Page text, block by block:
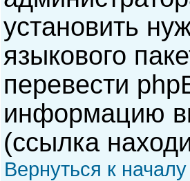
установить
языкового
перевести
информацию
(ссылка
Вернуться к началу